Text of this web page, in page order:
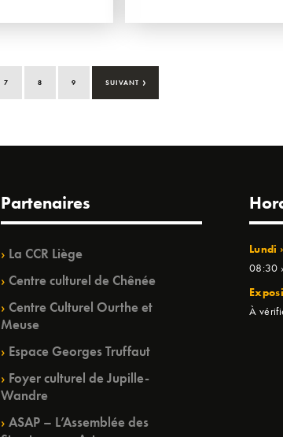
7 8 9 SUIVANT ›
Partenaires
La CCR Liège
Centre culturel de Chênée
Centre Culturel Ourthe et
Meuse
Espace Georges Truffaut
Foyer culturel de Jupille-
Wandre
ASAP – L’Assemblée des
Lundi
08:30
À